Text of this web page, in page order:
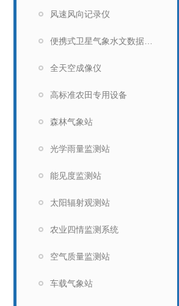
风速风向记录仪
全天空成像仪
高标准农田专用设备
森林气象站
光学雨量监测站
能见度监测站
太阳辐射观测站
农业四情监测系统
空气质量监测站
车载气象站